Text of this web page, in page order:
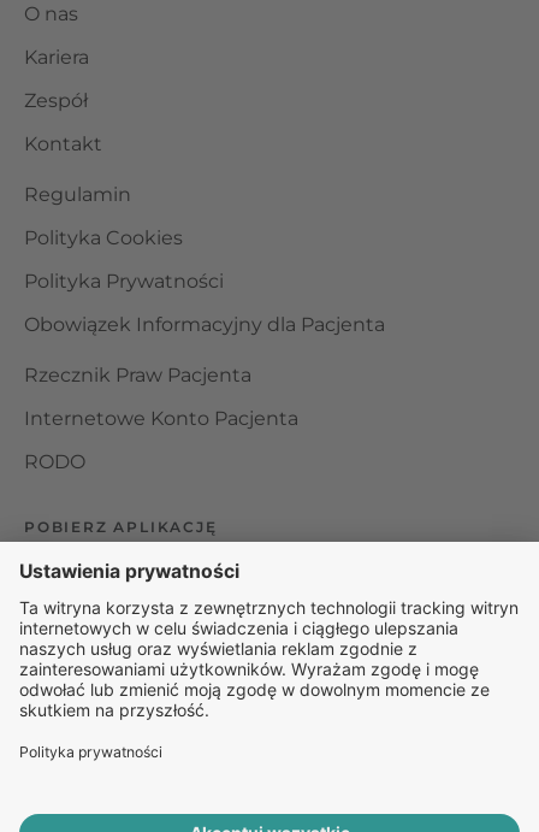
O nas
Kariera
Zespół
Kontakt
Regulamin
Polityka Cookies
Polityka Prywatności
Obowiązek Informacyjny dla Pacjenta
Rzecznik Praw Pacjenta
Internetowe Konto Pacjenta
RODO
POBIERZ APLIKACJĘ
Organizator udzielania świadczeń telemedycznych jest
podmiotem leczniczym w rozumieniu ustawy z dnia 15
kwietnia 2011 roku o działalności leczniczej, wpisanym do
rejestru podmiotów wykonujących działalność leczniczą pod
numerem: 000000229172.